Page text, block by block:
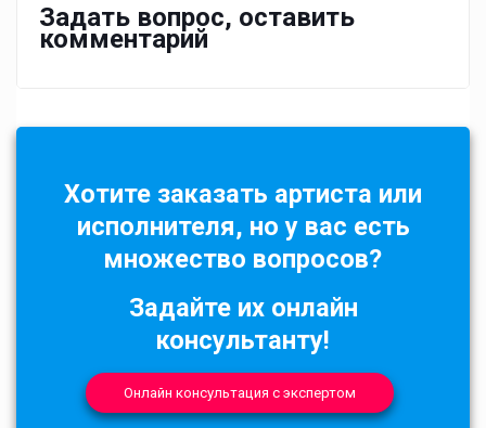
Задать вопрос, оставить
комментарий
Хотите заказать артиста или
исполнителя, но у вас есть
множество вопросов?
Задайте их онлайн
консультанту!
Онлайн консультация с экспертом